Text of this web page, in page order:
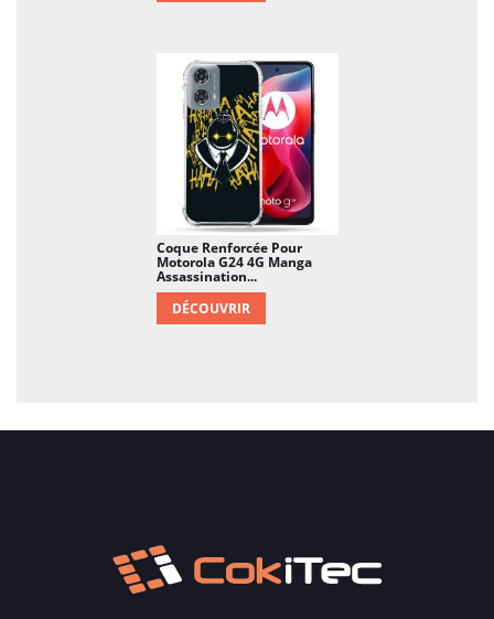
Coque Renforcée Pour
Motorola G24 4G Manga
Assassination...
DÉCOUVRIR